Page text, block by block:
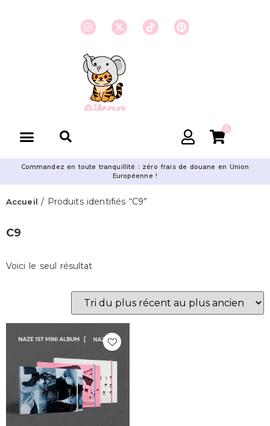
0
Commandez en toute tranquillité : zéro frais de douane en Union
Européenne !
Accueil / Produits identifiés “C9”
C9
Voici le seul résultat